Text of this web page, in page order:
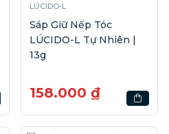
LÚCIDO-L
Sáp Giữ Nếp Tóc
LÚCIDO-L Tự Nhiên |
13g
158.000 ₫